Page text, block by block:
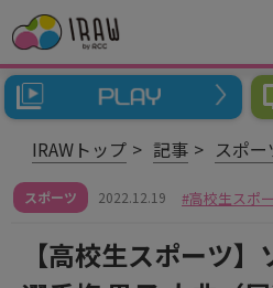
IRAWトップ 記事 スポー
スポーツ 2022.12.19 高校生スポ
【高校生スポーツ